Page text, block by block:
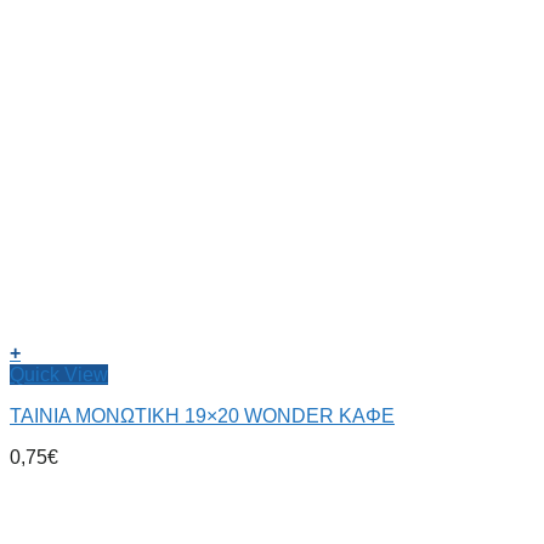
+
Quick View
ΤΑΙΝΙΑ ΜΟΝΩΤΙΚΗ 19×20 WONDER ΚΑΦΕ
0,75€